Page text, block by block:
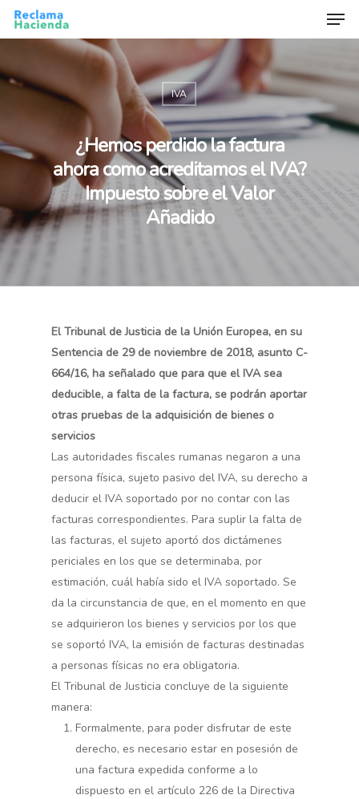
Hit enter to search or ESC to close
IVA
¿Hemos perdido la factura
ahora como acreditamos el IVA?
Impuesto sobre el Valor
Añadido
El Tribunal de Justicia de la Unión Europea, en su
Sentencia de 29 de noviembre de 2018, asunto C-
664/16, ha señalado que para que el IVA sea
deducible, a falta de la factura, se podrán aportar
otras pruebas de la adquisición de bienes o
servicios
Las autoridades fiscales rumanas negaron a una
persona física, sujeto pasivo del IVA, su derecho a
deducir el IVA soportado por no contar con las
facturas correspondientes. Para suplir la falta de
las facturas, el sujeto aportó dos dictámenes
periciales en los que se determinaba, por
estimación, cuál había sido el IVA soportado. Se
da la circunstancia de que, en el momento en que
se adquirieron los bienes y servicios por los que
se soportó IVA, la emisión de facturas destinadas
a personas físicas no era obligatoria.
El Tribunal de Justicia concluye de la siguiente
manera:
Formalmente, para poder disfrutar de este
derecho, es necesario estar en posesión de
una factura expedida conforme a lo
dispuesto en el artículo 226 de la Directiva